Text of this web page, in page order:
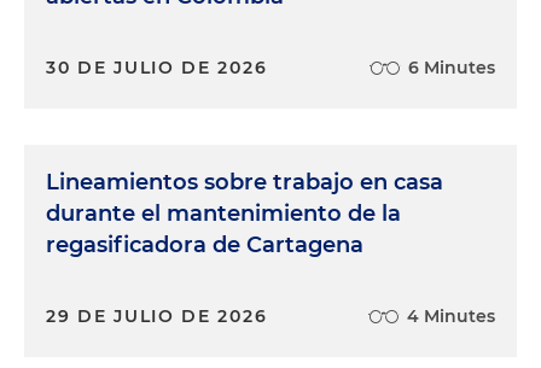
30 DE JULIO DE 2026 6 Minutes
Lineamientos sobre trabajo en casa
durante el mantenimiento de la
regasificadora de Cartagena
29 DE JULIO DE 2026 4 Minutes